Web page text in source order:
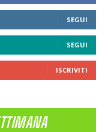
SEGUI
SEGUI
ISCRIVITI